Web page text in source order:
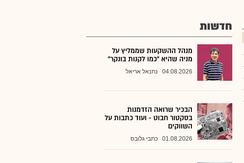
חדשות
מנהל ההשקעות שממליץ על
מניה שהיא "כמו לקנות בונקר"
04.08.2026 נתנאל אריאל
הבכיר שרואה הזדמנות
בסקטור חבוט - ועוד כתבות על
השווקים
01.08.2026 כתבי גלובס